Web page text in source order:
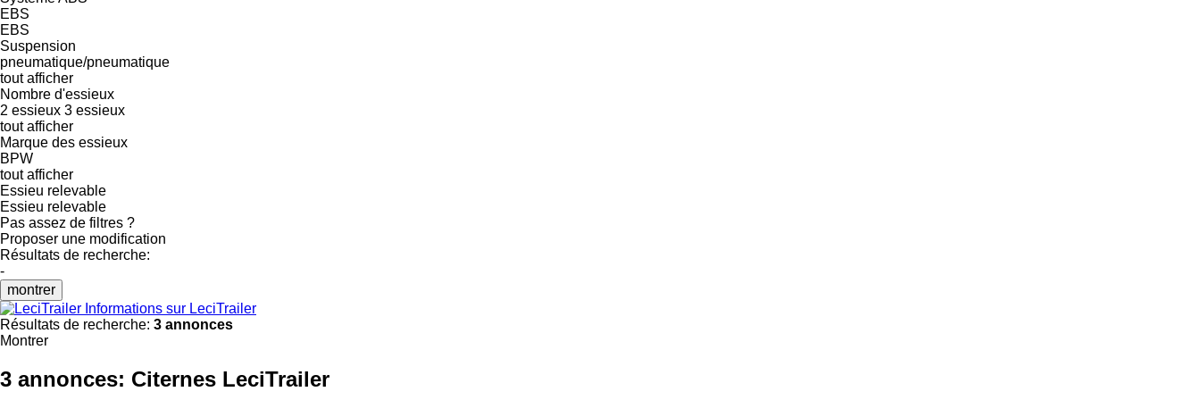
EBS
EBS
Suspension
pneumatique/pneumatique
tout afficher
Nombre d'essieux
2 essieux 3 essieux
tout afficher
Marque des essieux
BPW
tout afficher
Essieu relevable
Essieu relevable
Pas assez de filtres ?
Proposer une modification
Résultats de recherche:
-
montrer
Informations sur LeciTrailer
Résultats de recherche: 3 annonces
Montrer
3 annonces: Citernes LeciTrailer